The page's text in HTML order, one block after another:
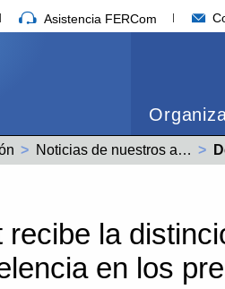
Asistencia FERCom
Noticias de nuestros asociados
recibe la
en los